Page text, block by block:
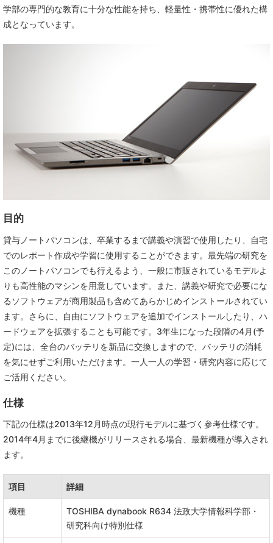
学部の専門的な教育に十分な性能を持ち、軽量性・携帯性に優れた構
成となっています。
目的
貸与ノートパソコンは、卒業するまで講義や演習で使用したり、自宅
でのレポート作成や学習に使用することができます。最先端の研究を
このノートパソコンでも行えるよう、一般に市販されているモデルよ
りも高性能のマシンを用意しています。また、講義や研究で必要にな
るソフトウェアが商用製品も含めてあらかじめインストールされてい
ます。さらに、自由にソフトウェアを追加でインストールしたり、ハ
ードウェアを拡張することも可能です。3年生になった段階の4月(予
定)には、全台のバッテリを新品に交換しますので、バッテリの消耗
を気にせずご利用いただけます。一人一人の学習・研究内容に応じて
ご活用ください。
仕様
下記の仕様は2013年12月時点の現行モデルに基づく参考仕様です。
2014年4月までに後継機がリリースされる場合、最新機種が導入され
ます。
項目 詳細
機種
TOSHIBA dynabook R634 法政大学情報科学部・
研究科向け特別仕様